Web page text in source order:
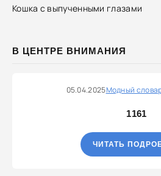
Кошка с выпученными глазами
В ЦЕНТРЕ ВНИМАНИЯ
05.04.2025Модный
1161
ЧИТАТЬ